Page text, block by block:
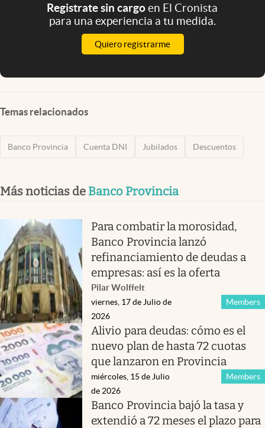
Registrate sin cargoen El Cronista
para una experiencia a tu medida.
Quiero registrarme
Temas relacionados
Banco Provincia Cuenta DNI Jubilados Descuentos
Más noticias de Banco Provincia
Para combatir la morosidad,
Banco Provincia lanzó
refinanciamiento de deudas a
empresas: así es la oferta
Pilar Wolffelt
Members
viernes, 17 de Julio de
2026
Alivio para deudas: cómo es el
nuevo plan de hasta 72 cuotas
que lanzaron en Provincia
Members
miércoles, 15 de Julio
de 2026
Banco Provincia bajó la tasa y
extendió a 72 meses el plazo para